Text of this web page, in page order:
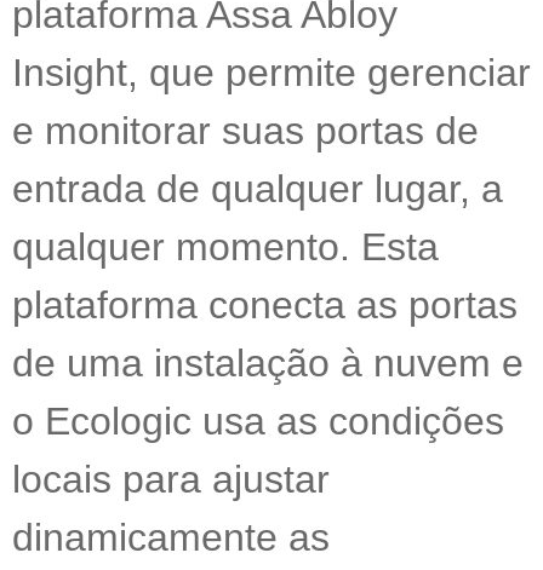
plataforma Assa Abloy
Insight, que permite gerenciar
e monitorar suas portas de
entrada de qualquer lugar, a
qualquer momento. Esta
plataforma conecta as portas
de uma instalação à nuvem e
o Ecologic usa as condições
locais para ajustar
dinamicamente as